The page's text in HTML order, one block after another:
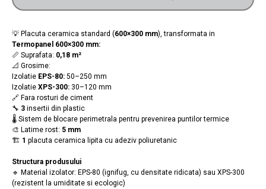
💡 Placuta ceramica standard (600×300 mm), transformata in
Termopanel 600×300 mm:
📏 Suprafata: 0,18 m²
📐 Grosime:
Izolatie EPS-80: 50–250 mm
Izolatie XPS-300: 30–120 mm
🔗 Fara rosturi de ciment
🔧 3 insertii din plastic
🌡️ Sistem de blocare perimetrala pentru prevenirea puntilor termice
🎨 Latime rost: 5 mm
🏗️ 1 placuta ceramica lipita cu adeziv poliuretanic
Structura produsului
🔹 Material izolator: EPS-80 (ignifug, cu densitate ridicata) sau XPS-300
(rezistent la umiditate si ecologic)